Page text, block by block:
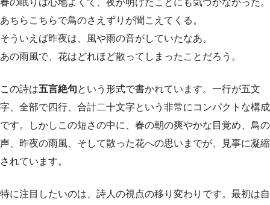
春の眠りは心地よくて、夜が明けたことにも気づかなかった。
あちらこちらで鳥のさえずりが聞こえてくる。
そういえば昨夜は、風や雨の音がしていたなあ。
あの雨風で、花はどれほど散ってしまったことだろう。
この詩は五言絶句という形式で書かれています。一行が五文
字、全部で四行、合計二十文字という非常にコンパクトな構成
です。しかしこの短さの中に、春の朝の爽やかな目覚め、鳥の
声、昨夜の雨風、そして散った花への思いまでが、見事に凝縮
されています。
特に注目したいのは、詩人の視点の移り変わりです。最初は自